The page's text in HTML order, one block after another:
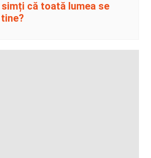
că toată lumea se